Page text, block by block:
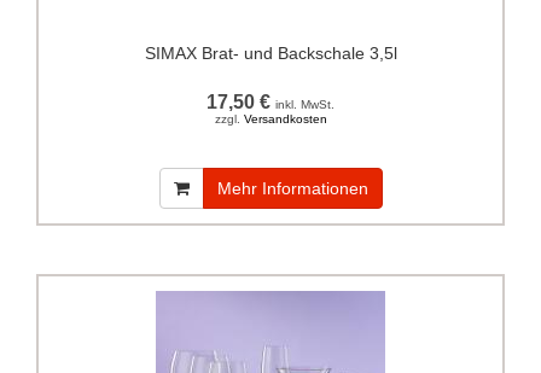
SIMAX Brat- und Backschale 3,5l
17,50 € inkl. MwSt.
zzgl. Versandkosten
Mehr Informationen